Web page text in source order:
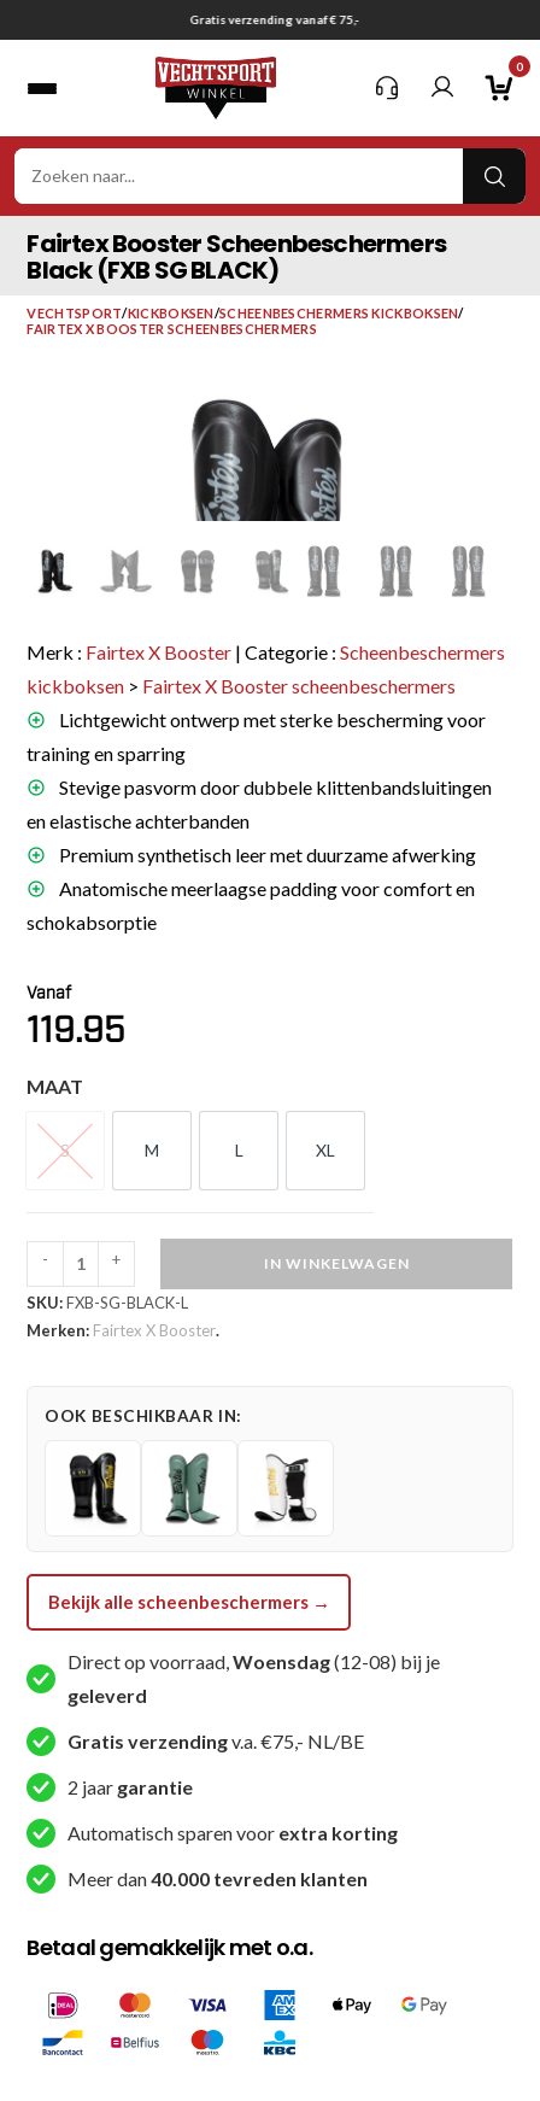
naar
Gratis verzending vanaf € 75,-
0
Fairtex Booster Scheenbeschermers
Black (FXB SG BLACK)
VECHTSPORT/KICKBOKSEN/SCHEENBESCHERMERS KICKBOKSEN/
FAIRTEX X BOOSTER SCHEENBESCHERMERS
Merk : Fairtex X Booster | Categorie :Scheenbeschermers
kickboksen > Fairtex X Booster scheenbeschermers
Lichtgewicht ontwerp met sterke bescherming voor
training en sparring
Stevige pasvorm door dubbele klittenbandsluitingen
en elastische achterbanden
Premium synthetisch leer met duurzame afwerking
Anatomische meerlaagse padding voor comfort en
schokabsorptie
Vanaf
119.95
MAAT
S
S
M
M
L
L
XL
XL
Booster
Scheenbeschermers
SG
BLACK)
aantal
- + IN WINKELWAGEN
SKU:FXB-SG-BLACK-L
Merken: Fairtex X Booster.
OOK BESCHIKBAAR IN:
Bekijk alle scheenbeschermers →
Direct op voorraad,Woensdag(12-08) bij je
geleverd
Gratis verzendingv.a. €75,- NL/BE
2 jaar garantie
Automatisch sparen voor extra korting
Meer dan40.000 tevreden klanten
Betaal gemakkelijk met o.a.